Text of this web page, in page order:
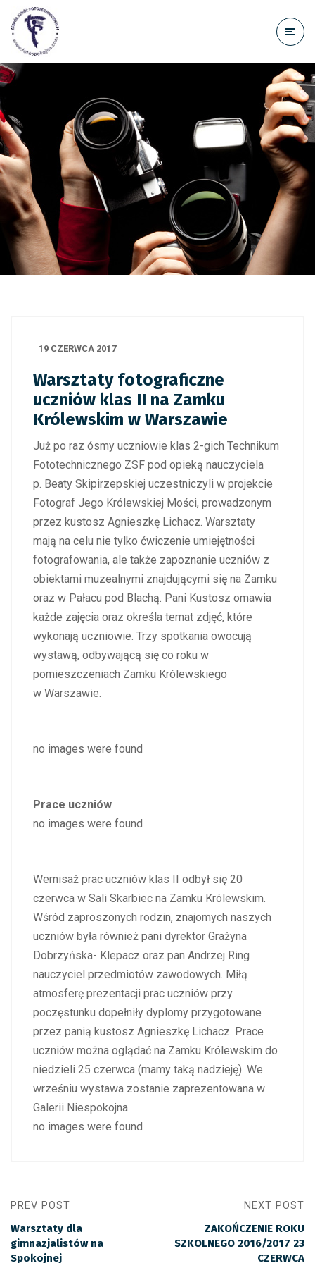
treści
19 CZERWCA 2017
Warsztaty fotograficzne
uczniów klas II na Zamku
Królewskim w Warszawie
Już po raz ósmy uczniowie klas 2-gich Technikum
Fototechnicznego ZSF pod opieką nauczyciela
p. Beaty Skipirzepskiej uczestniczyli w projekcie
Fotograf Jego Królewskiej Mości, prowadzonym
przez kustosz Agnieszkę Lichacz. Warsztaty
mają na celu nie tylko ćwiczenie umiejętności
fotografowania, ale także zapoznanie uczniów z
obiektami muzealnymi znajdującymi się na Zamku
oraz w Pałacu pod Blachą. Pani Kustosz omawia
każde zajęcia oraz określa temat zdjęć, które
wykonają uczniowie. Trzy spotkania owocują
wystawą, odbywającą się co roku w
pomieszczeniach Zamku Królewskiego
w Warszawie.
no images were found
Prace uczniów
no images were found
Wernisaż prac uczniów klas II odbył się 20
czerwca w Sali Skarbiec na Zamku Królewskim.
Wśród zaproszonych rodzin, znajomych naszych
uczniów była również pani dyrektor Grażyna
Dobrzyńska- Klepacz oraz pan Andrzej Ring
nauczyciel przedmiotów zawodowych. Miłą
atmosferę prezentacji prac uczniów przy
poczęstunku dopełniły dyplomy przygotowane
przez panią kustosz Agnieszkę Lichacz. Prace
uczniów można oglądać na Zamku Królewskim do
niedzieli 25 czerwca (mamy taką nadzieję). We
wrześniu wystawa zostanie zaprezentowana w
Galerii Niespokojna.
no images were found
PREV POST
Warsztaty dla
gimnazjalistów na
Spokojnej
NEXT POST
ZAKOŃCZENIE ROKU
SZKOLNEGO 2016/2017 23
CZERWCA